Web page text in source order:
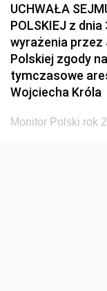
UCHWAŁA
POLSKIEJ z
wyrażenia
Polskiej zgody
tymczasowe
Wojciecha Króla
Monitor Polski rok